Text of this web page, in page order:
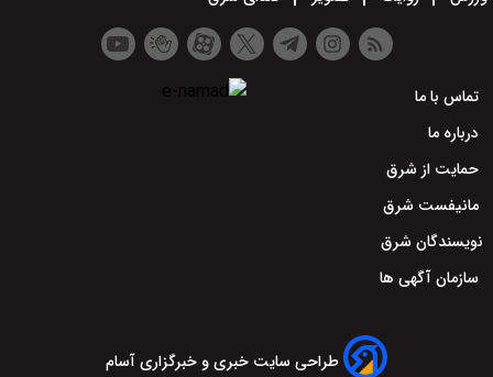
تماس با ما
درباره ما
حمایت از شرق
مانیفست شرق
نویسندگان شرق
سازمان آگهی ها
طراحی سایت خبری و خبرگزاری آسام